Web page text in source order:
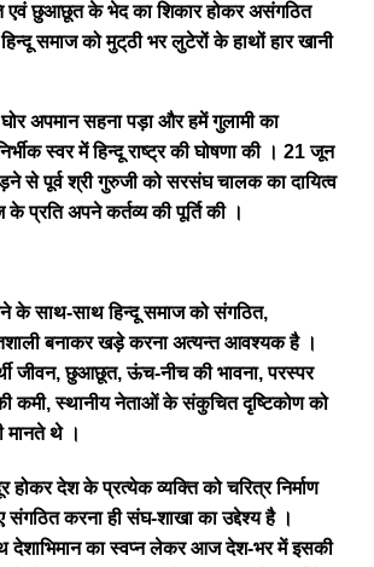
एवं छुआछूत के भेद का शिकार होकर असंगठित
समाज को मुट्‌ठी भर लुटेरों के हाथों हार खानी
घोर अपमान सहना पड़ा और हमें गुलामी का
स्वर में हिन्दू राष्ट्र की घोषणा की । 21 जून
से पूर्व श्री गुरुजी को सरसंघ चालक का दायित्व
प्रति अपने कर्तव्य की पूर्ति की ।
के साथ-साथ हिन्दू समाज को संगठित,
बनाकर खड़े करना अत्यन्त आवश्यक है ।
जीवन, छुआछूत, ऊंच-नीच की भावना, परस्पर
कमी, स्थानीय नेताओं के संकुचित दृष्टिकोण को
मानते थे ।
होकर देश के प्रत्येक व्यक्ति को चरित्र निर्माण
करना ही संघ-शाखा का उद्देश्य है ।
देशाभिमान का स्वप्न लेकर आज देश-भर में इसकी